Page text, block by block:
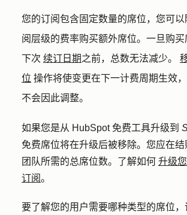
您的订阅包含固定数量的席位，您可
阅层级的费率购买额外席位。一旦购
下次 续订日期之前，总数无法减少。
位 操作将使变更在下一计费周期生效
不会因此调整。
如果您是从 HubSpot 免费工具升级到
免费席位将在升级后被移除。您应在
团队所需的总席位数。了解如何 升级
订阅。
要了解您的用户需要哪种类型的席位